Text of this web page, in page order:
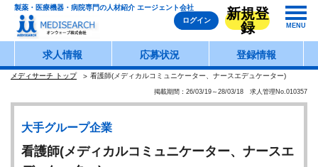
製薬・医療機器・病院専門の人材紹介 エージェント会社
ログイン
新規登
録
MENU
求人情報 応募状況 登録情報
メディサーチ トップ 看護師(メディカルコミュニケーター、ナースエデュケーター)
掲載期間：26/03/19～28/03/18 求人管理No.010357
大手グループ企業
看護師(メディカルコミュニケーター、ナースエ